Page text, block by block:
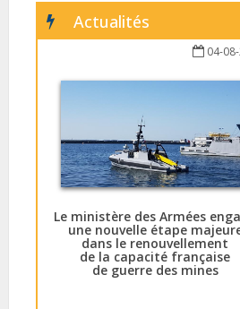
Actualités
04-
Le ministère des Armées
une nouvelle étape
dans le renouvellement
de la capacité française
de guerre des mines